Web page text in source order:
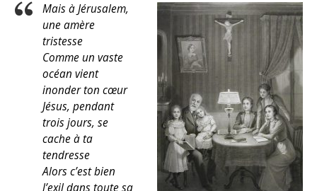
Mais à Jérusalem,
une amère
tristesse
Comme un vaste
océan vient
inonder ton cœur
Jésus, pendant
trois jours, se
cache à ta
tendresse
Alors c’est bien
l’exil dans toute sa